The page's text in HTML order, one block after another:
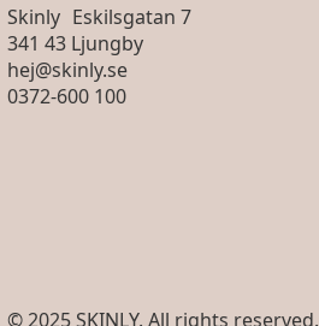
Skinly Eskilsgatan 7
341 43 Ljungby
hej@skinly.se
0372-600 100
© 2025 SKINLY. All rights reserved.